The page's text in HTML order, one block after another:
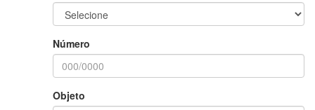
Número
Objeto